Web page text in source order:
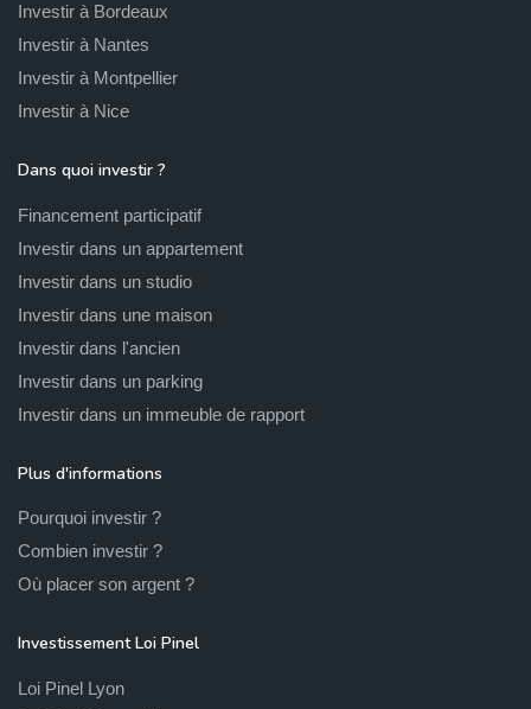
Investir à Bordeaux
Investir à Nantes
Investir à Montpellier
Investir à Nice
Dans quoi investir ?
Financement participatif
Investir dans un appartement
Investir dans un studio
Investir dans une maison
Investir dans l'ancien
Investir dans un parking
Investir dans un immeuble de rapport
Plus d'informations
Pourquoi investir ?
Combien investir ?
Où placer son argent ?
Investissement Loi Pinel
Loi Pinel Lyon